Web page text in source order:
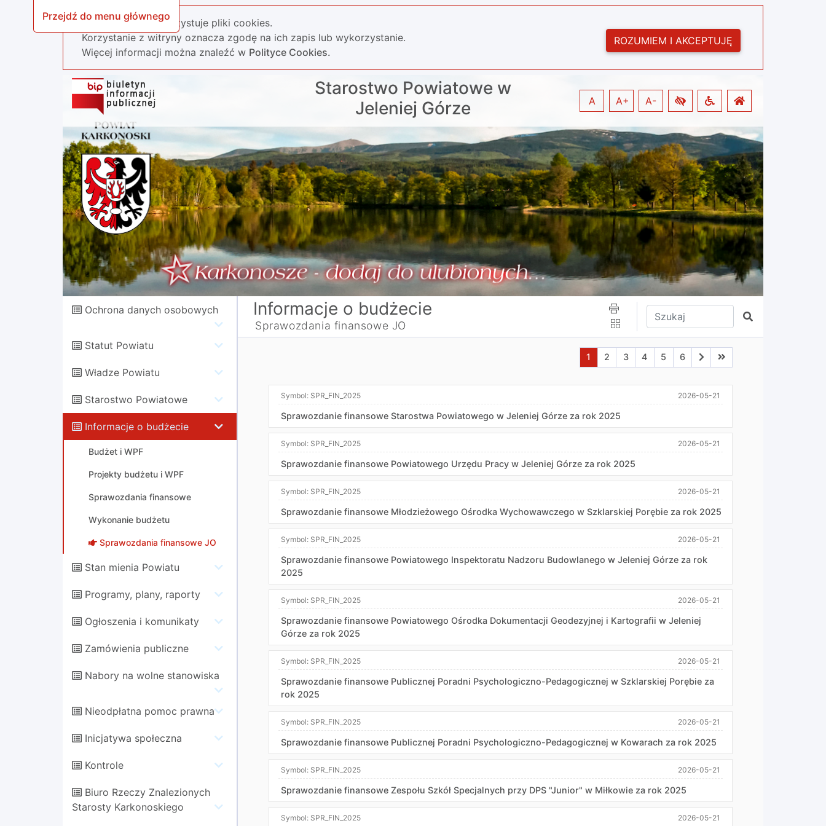
Przejdź do menu głównego
Nasza strona wykorzystuje pliki cookies.
Korzystanie z witryny oznacza zgodę na ich zapis lub wykorzystanie.
Więcej informacji można znaleźć w Polityce Cookies.
ROZUMIEM I AKCEPTUJĘ
Starostwo Powiatowe w
Jeleniej Górze
A A+ A-
Ochrona danych osobowych
Statut Powiatu
Władze Powiatu
Starostwo Powiatowe
Informacje o budżecie
Budżet i WPF
Projekty budżetu i WPF
Sprawozdania finansowe
Wykonanie budżetu
Sprawozdania finansowe JO
Stan mienia Powiatu
Programy, plany, raporty
Ogłoszenia i komunikaty
Zamówienia publiczne
Nabory na wolne stanowiska
Nieodpłatna pomoc prawna
Inicjatywa społeczna
Kontrole
Biuro Rzeczy Znalezionych
Starosty Karkonoskiego
Informacje o budżecie
Sprawozdania finansowe JO
Wpisz tekst do wyszukania
Szukaj
Aktualna strona nr 1
1 Przejdź do strony nr 2
2 Przejdź do strony nr 3
3 Przejdź do strony nr 4
4 Przejdź do strony nr 5
5 Przejdź do strony nr 6
6 Przejdź do następnej strony
Przejdź do ostatniej
Symbol: SPR_FIN_2025 2026-05-21
Sprawozdanie finansowe Starostwa Powiatowego w Jeleniej Górze za rok 2025
Symbol: SPR_FIN_2025 2026-05-21
Sprawozdanie finansowe Powiatowego Urzędu Pracy w Jeleniej Górze za rok 2025
Symbol: SPR_FIN_2025 2026-05-21
Sprawozdanie finansowe Młodzieżowego Ośrodka Wychowawczego w Szklarskiej Porębie za rok 2025
Symbol: SPR_FIN_2025 2026-05-21
Sprawozdanie finansowe Powiatowego Inspektoratu Nadzoru Budowlanego w Jeleniej Górze za rok
2025
Symbol: SPR_FIN_2025 2026-05-21
Sprawozdanie finansowe Powiatowego Ośrodka Dokumentacji Geodezyjnej i Kartografii w Jeleniej
Górze za rok 2025
Symbol: SPR_FIN_2025 2026-05-21
Sprawozdanie finansowe Publicznej Poradni Psychologiczno-Pedagogicznej w Szklarskiej Porębie za
rok 2025
Symbol: SPR_FIN_2025 2026-05-21
Sprawozdanie finansowe Publicznej Poradni Psychologiczno-Pedagogicznej w Kowarach za rok 2025
Symbol: SPR_FIN_2025 2026-05-21
Sprawozdanie finansowe Zespołu Szkół Specjalnych przy DPS "Junior" w Miłkowie za rok 2025
Symbol: SPR_FIN_2025 2026-05-21